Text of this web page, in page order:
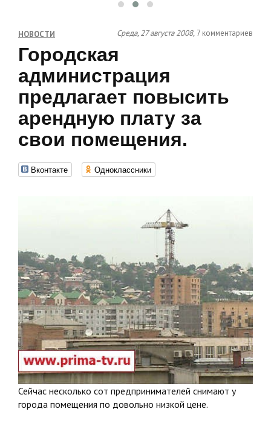
НОВОСТИ Среда, 27 августа 2008, 7 комментариев
Городская
администрация
предлагает повысить
арендную плату за
свои помещения.
Вконтакте Одноклассники
Сейчас несколько сот предпринимателей снимают у
города помещения по довольно низкой цене.